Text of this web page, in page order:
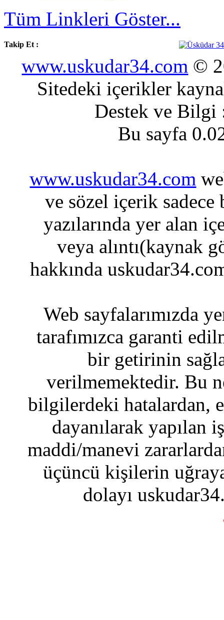
Tüm Linkleri Göster...
Takip Et :
www.uskudar34.com ©
Sitedeki içerikler
Destek ve
Bu sayfa
www.uskudar34.com
ve sözel içerik sadece
yazılarında yer alan
veya alıntı(kaynak
hakkında
Web sayfalarımızda
tarafımızca garanti
bir getirinin
verilmemektedir. Bu
bilgilerdeki hatalardan,
dayanılarak yapılan
maddi/manevi
üçüncü kişilerin
dolayı